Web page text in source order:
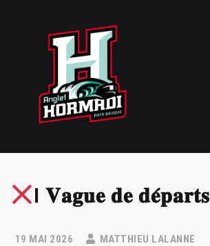
I 𝐕𝐚𝐠𝐮𝐞 𝐝𝐞 𝐝𝐞́𝐩𝐚𝐫𝐭𝐬
19 MAI 2026 MATTHIEU LALANNE